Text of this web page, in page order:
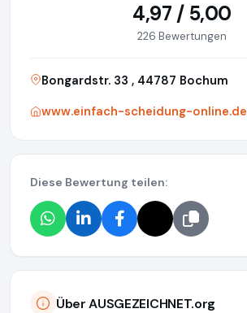
4,97 / 5,00
226 Bewertungen
Bongardstr. 33 , 44787 Bochum
www.einfach-scheidung-online.de
Diese Bewertung teilen:
Über AUSGEZEICHNET.org